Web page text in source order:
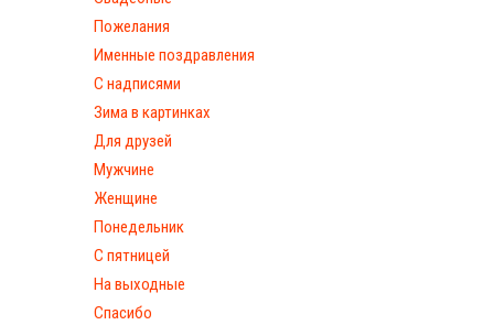
Пожелания
Именные поздравления
С надписями
Зима в картинках
Для друзей
Мужчине
Женщине
Понедельник
С пятницей
На выходные
Спасибо